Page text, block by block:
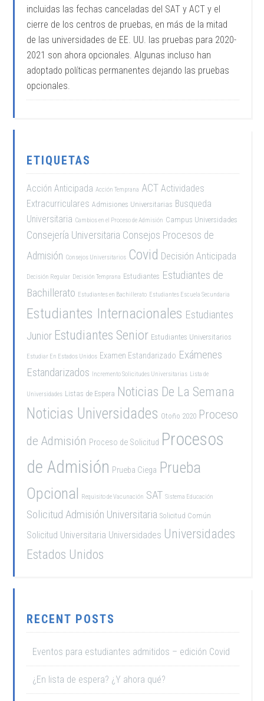
incluidas las fechas canceladas del SAT y ACT y el
cierre de los centros de pruebas, en más de la mitad
de las universidades de EE. UU. las pruebas para 2020-
2021 son ahora opcionales. Algunas incluso han
adoptado políticas permanentes dejando las pruebas
opcionales.
ETIQUETAS
Acción Anticipada Acción Temprana ACT Actividades
Extracurriculares Admisiones Universitarias Busqueda
Universitaria Cambios en el Proceso de Admisión Campus Universidades
Consejería Universitaria Consejos Procesos de
Admisión Consejos Universitarios Covid Decisión Anticipada
Decisión Regular Decisión Temprana Estudiantes Estudiantes de
Bachillerato Estudiantes en Bachillerato Estudiantes Escuela Secundaria
Estudiantes Internacionales Estudiantes
Junior Estudiantes Senior Estudiantes Universitarios
Estudiar En Estados Unidos Examen Estandarizado Exámenes
Estandarizados Incremento Solicitudes Universitarias Lista de
Universidades Listas de Espera Noticias De La Semana
Noticias Universidades Otoño 2020 Proceso
de Admisión Proceso de Solicitud Procesos
de Admisión Prueba Ciega Prueba
Opcional Requisito de Vacunación SAT Sistema Educación
Solicitud Admisión Universitaria Solicitud Común
Solicitud Universitaria Universidades Universidades
Estados Unidos
RECENT POSTS
Eventos para estudiantes admitidos – edición Covid
¿En lista de espera? ¿Y ahora qué?